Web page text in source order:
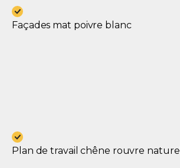
Façades mat poivre blanc
Plan de travail chêne rouvre naturel